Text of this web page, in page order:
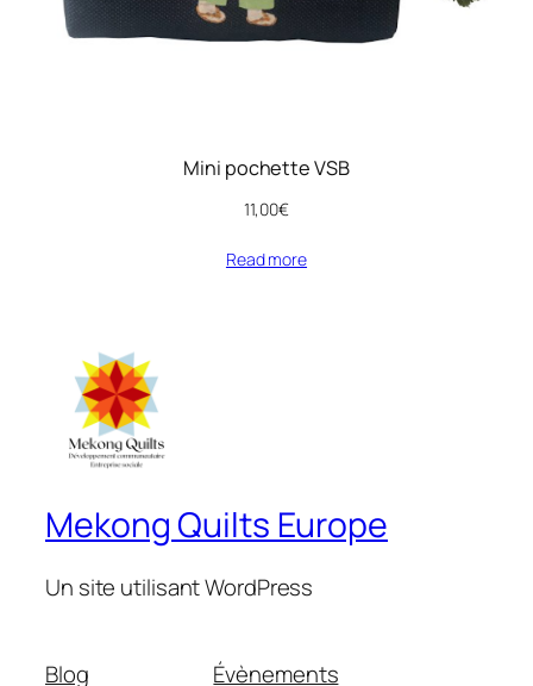
Mini pochette VSB
11,00€
Read more
Mekong Quilts Europe
Un site utilisant WordPress
Blog Évènements